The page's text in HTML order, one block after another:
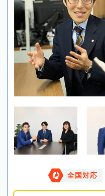
全国対応